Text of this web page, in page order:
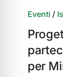
Eventi /
per